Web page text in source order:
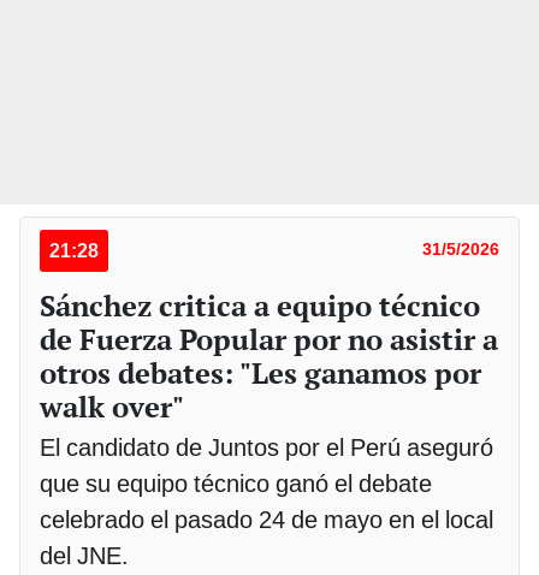
21:28 31/5/2026
Sánchez critica a equipo técnico
de Fuerza Popular por no asistir a
otros debates: "Les ganamos por
walk over"
El candidato de Juntos por el Perú aseguró
que su equipo técnico ganó el debate
celebrado el pasado 24 de mayo en el local
del JNE.